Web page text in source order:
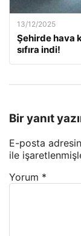
13/12/2025
Şehirde hava
sıfıra indi!
Bir yanıt
E-posta
ile
Yorum *